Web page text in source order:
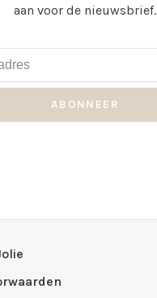
aan voor de nieuwsbrief.
ABONNEER